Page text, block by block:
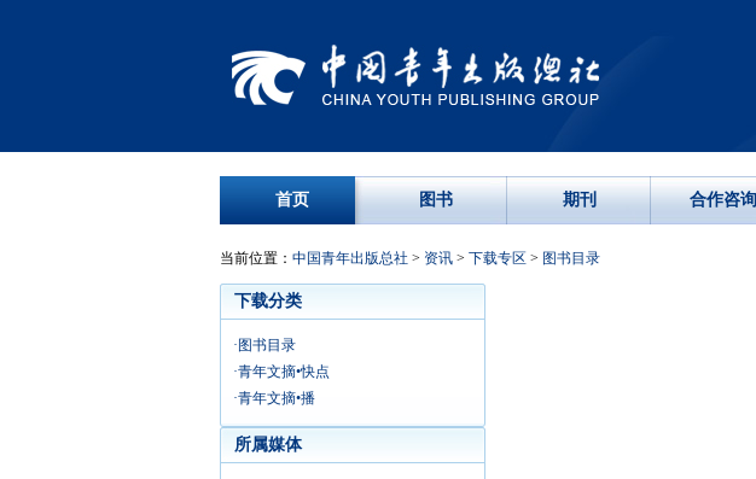
首页 图书 期刊 合作咨询
当前位置： 中国青年出版总社 > 资讯 > 下载专区 > 图书目录
下载分类
·图书目录
·青年文摘•快点
·青年文摘•播
所属媒体